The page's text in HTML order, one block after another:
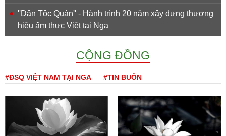
''Dân Tộc Quán'' - Hành trình 20 năm xây dựng thương
hiệu ẩm thực Việt tại Nga
CỘNG ĐỒNG
#ĐSQ VIỆT NAM TẠI NGA #TIN BUỒN